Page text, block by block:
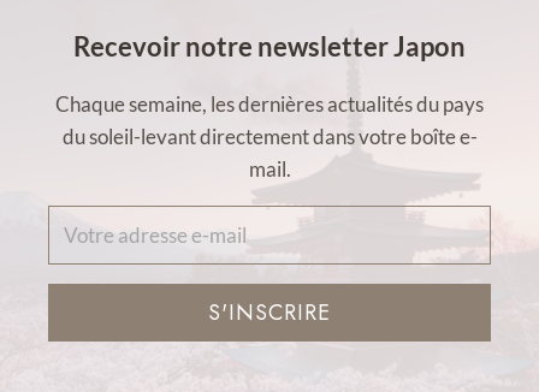
Recevoir notre newsletter Japon
Chaque semaine, les dernières actualités du pays
du soleil-levant directement dans votre boîte e-
mail.
S'INSCRIRE